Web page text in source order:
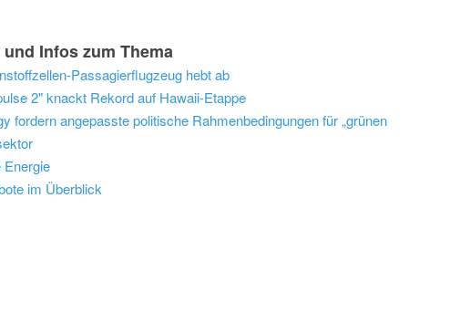
Infos zum Thema
Passagierflugzeug hebt ab
2" knackt Rekord auf Hawaii-Etappe
fordern angepasste politische Rahmenbedingungen für „grünen
Energie
im Überblick